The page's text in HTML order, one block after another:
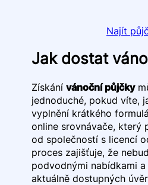
Najít
Jak dostat
Získání vánoční půjčky
jednoduché, pokud víte,
vyplnění krátkého
online srovnávače, který
od společností s licencí
proces zajišťuje, že
podvodnými nabídkami
aktuálně dostupných